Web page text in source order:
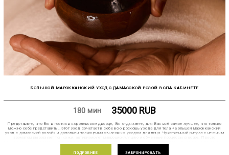
БОЛЬШОЙ МАРОККАНСКИЙ УХОД С ДАМАССКОЙ РОЗОЙ В СПА КАБИНЕТЕ
180 мин 35000 RUB
Представьте, что Вы в гостях в королевском дворце, Вы отдыхаете, для Вас всё самое лучшее, что только
можно себе представить… этот уход сочетает в себе всю роскошь ухода для тела «Большой марокканский
уход с дамасской розой» и дополнен полноценным часовым уходом для лица. Чувственный ритуал с нежным
ПОДРОБНЕЕ ЗАБРОНИРОВАТЬ